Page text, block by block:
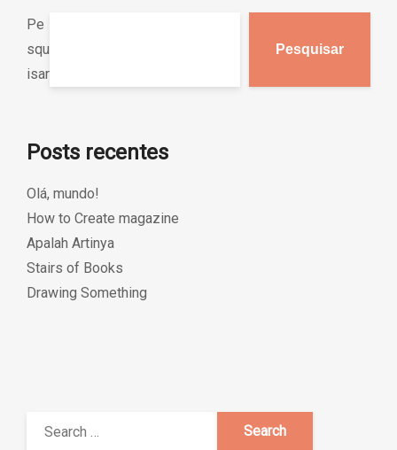
Pe
squ
isar
Pesquisar
Posts recentes
Olá, mundo!
How to Create magazine
Apalah Artinya
Stairs of Books
Drawing Something